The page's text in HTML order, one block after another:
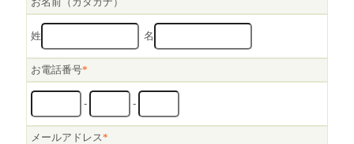
姓 名
お電話番号*
- -
メールアドレス*